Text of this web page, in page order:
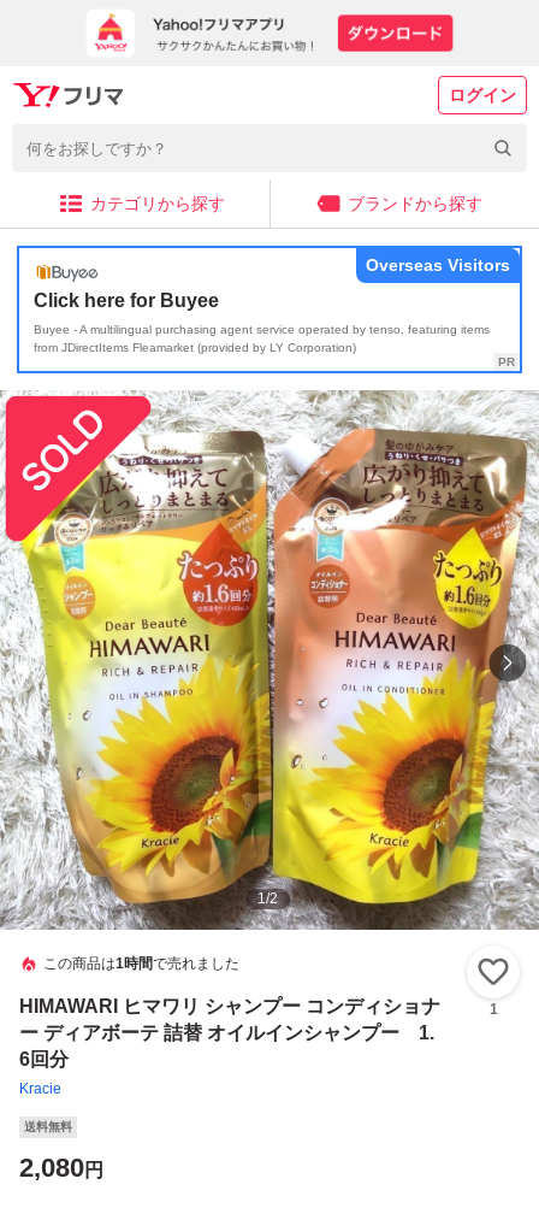
ログイン
カテゴリから探す ブランドから探す
Click here for Buyee
Buyee - A multilingual purchasing agent service operated by tenso, featuring items
from JDirectItems Fleamarket (provided by LY Corporation)
Overseas Visitors
1/2
この商品は1時間で売れました
HIMAWARI ヒマワリ シャンプー コンディショナ
ー ディアボーテ 詰替 オイルインシャンプー 1.
6回分
Kracie
1
送料無料
2,080円